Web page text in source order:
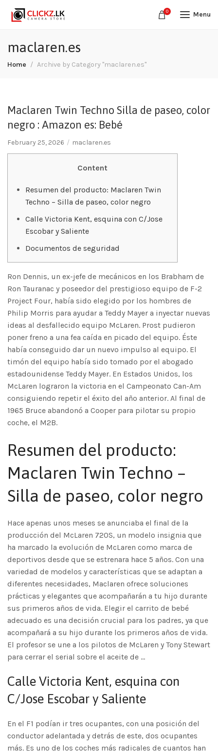
0 Menu
maclaren.es
Home Archive by Category "maclaren.es"
Maclaren Twin Techno Silla de paseo, color
negro : Amazon es: Bebé
February 25, 2026 maclaren.es
Content
Resumen del producto: Maclaren Twin
Techno – Silla de paseo, color negro
Calle Victoria Kent, esquina con C/Jose
Escobar y Saliente
Documentos de seguridad
Ron Dennis, un ex-jefe de mecánicos en los Brabham de
Ron Tauranac y poseedor del prestigioso equipo de F-2
Project Four, había sido elegido por los hombres de
Philip Morris para ayudar a Teddy Mayer a inyectar nuevas
ideas al desfallecido equipo McLaren. Prost pudieron
poner freno a una fea caída en picado del equipo. Éste
había conseguido dar un nuevo impulso al equipo. El
timón del equipo había sido tomado por el abogado
estadounidense Teddy Mayer. En Estados Unidos, los
McLaren lograron la victoria en el Campeonato Can-Am
consiguiendo repetir el éxito del año anterior. Al final de
1965 Bruce abandonó a Cooper para pilotar su propio
coche, el M2B.
Resumen del producto:
Maclaren Twin Techno –
Silla de paseo, color negro
Hace apenas unos meses se anunciaba el final de la
producción del McLaren 720S, un modelo insignia que
ha marcado la evolución de McLaren como marca de
deportivos desde que se estrenara hace 5 años. Con una
variedad de modelos y características que se adaptan a
diferentes necesidades, Maclaren ofrece soluciones
prácticas y elegantes que acompañarán a tu hijo durante
sus primeros años de vida. Elegir el carrito de bebé
adecuado es una decisión crucial para los padres, ya que
acompañará a su hijo durante los primeros años de vida.
El profesor se une a los pilotos de McLaren y Tony Stewart
para cerrar el serial sobre el aceite de …
Calle Victoria Kent, esquina con
C/Jose Escobar y Saliente
En el F1 podían ir tres ocupantes, con una posición del
conductor adelantada y detrás de este, dos ocupantes
más. Es uno de los coches más radicales de cuantos han